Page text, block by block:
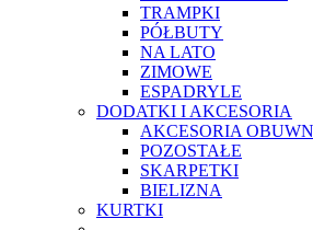
TRAMPKI
PÓŁBUTY
NA LATO
ZIMOWE
ESPADRYLE
DODATKI I AKCESORIA
AKCESORIA
POZOSTAŁE
SKARPETKI
BIELIZNA
KURTKI